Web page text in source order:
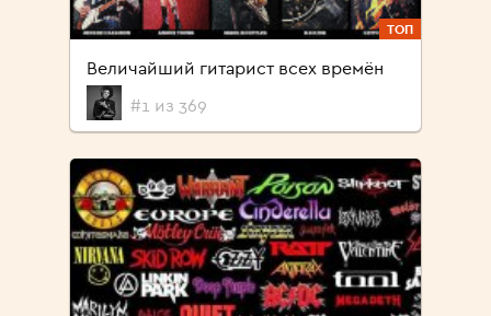
ТОП
Величайший гитарист всех времён
#1 из 369